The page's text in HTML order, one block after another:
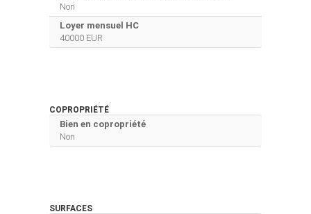
Non
Loyer mensuel HC
40000 EUR
COPROPRIÉTÉ
Bien en copropriété
Non
SURFACES